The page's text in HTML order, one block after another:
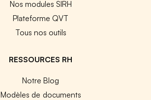
Nos modules SIRH
Plateforme QVT
Tous nos outils
RESSOURCES RH
Notre Blog
Modèles de documents